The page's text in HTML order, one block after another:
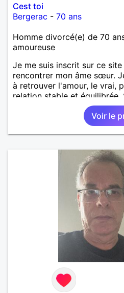
Cest toi
Bergerac - 70 ans
Homme divorcé(e) de 70
amoureuse
Je me suis inscrit sur ce
rencontrer mon âme sœur.
à retrouver l'amour, le vrai,
relation stable et équilibrée.
me semble bien monotone.
Voir le